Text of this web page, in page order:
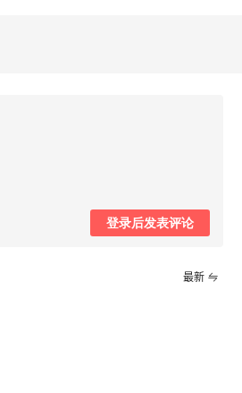
登录后发表评论
最新
每档门槛、折扣码及赠品一览